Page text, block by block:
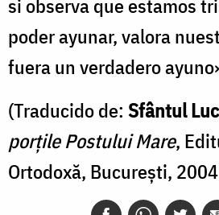
si observa que estamos
poder ayunar, valora
fuera un verdadero
(Traducido de: Sfântul
porțile Postului Mare,
Ortodoxă, București,